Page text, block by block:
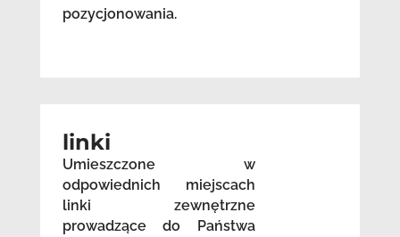
pozycjonowania.
linki
Umieszczone w
odpowiednich miejscach
linki zewnętrzne
prowadzące do Państwa